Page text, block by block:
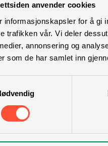
anvender cookies
informasjonskapsler for å gi
trafikken vår. Vi deler
annonsering og
som de har samlet inn